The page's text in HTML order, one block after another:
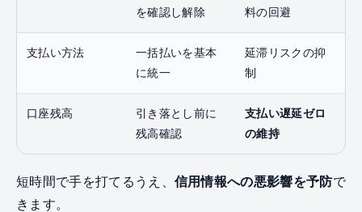
を確認し解除
料の回避
支払い方法
一括払いを基本
に統一
延滞リスクの抑
制
口座残高
引き落とし前に
残高確認
支払い遅延ゼロ
の維持
短時間で手を打てるうえ、 信用情報への悪影響を予防で
きます。